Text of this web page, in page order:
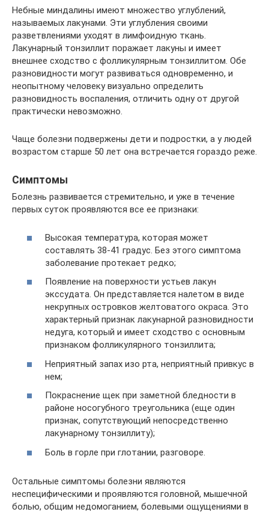
Небные миндалины имеют множество углублений,
называемых лакунами. Эти углубления своими
разветвлениями уходят в лимфоидную ткань.
Лакунарный тонзиллит поражает лакуны и имеет
внешнее сходство с фолликулярным тонзиллитом. Обе
разновидности могут развиваться одновременно, и
неопытному человеку визуально определить
разновидность воспаления, отличить одну от другой
практически невозможно.
Чаще болезни подвержены дети и подростки, а у людей
возрастом старше 50 лет она встречается гораздо реже.
Симптомы
Болезнь развивается стремительно, и уже в течение
первых суток проявляются все ее признаки:
Высокая температура, которая может
составлять 38-41 градус. Без этого симптома
заболевание протекает редко;
Появление на поверхности устьев лакун
экссудата. Он представляется налетом в виде
некрупных островков желтоватого окраса. Это
характерный признак лакунарной разновидности
недуга, который и имеет сходство с основным
признаком фолликулярного тонзиллита;
Неприятный запах изо рта, неприятный привкус в
нем;
Покраснение щек при заметной бледности в
районе носогубного треугольника (еще один
признак, сопутствующий непосредственно
лакунарному тонзиллиту);
Боль в горле при глотании, разговоре.
Остальные симптомы болезни являются
неспецифическими и проявляются головной, мышечной
болью, общим недомоганием, болевыми ощущениями в